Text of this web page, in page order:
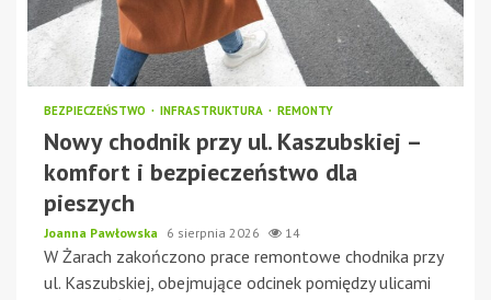
BEZPIECZEŃSTWO INFRASTRUKTURA REMONTY
Nowy chodnik przy ul. Kaszubskiej –
komfort i bezpieczeństwo dla
pieszych
Joanna Pawłowska 6 sierpnia 2026 14
W Żarach zakończono prace remontowe chodnika przy
ul. Kaszubskiej, obejmujące odcinek pomiędzy ulicami